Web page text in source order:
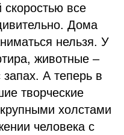
скоростью все
Дома
нельзя. У
животные –
А теперь в
творческие
холстами
человека с